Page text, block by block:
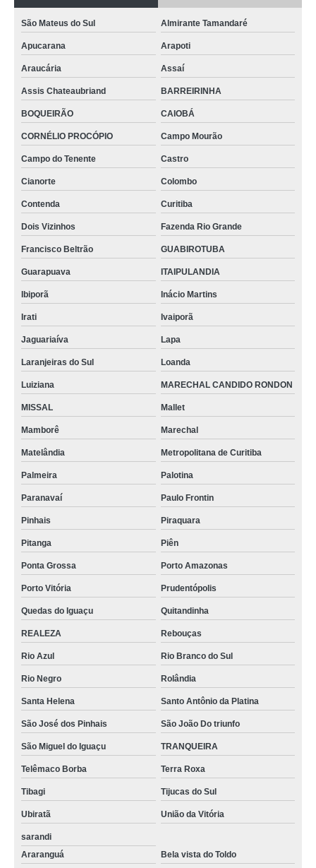
São Mateus do Sul Almirante Tamandaré
Apucarana Arapoti
Araucária Assaí
Assis Chateaubriand BARREIRINHA
BOQUEIRÃO CAIOBÁ
CORNÉLIO PROCÓPIO Campo Mourão
Campo do Tenente Castro
Cianorte Colombo
Contenda Curitiba
Dois Vizinhos Fazenda Rio Grande
Francisco Beltrão GUABIROTUBA
Guarapuava ITAIPULANDIA
Ibiporã Inácio Martins
Irati Ivaiporã
Jaguariaíva Lapa
Laranjeiras do Sul Loanda
Luiziana MARECHAL CANDIDO RONDON
MISSAL Mallet
Mamborê Marechal
Matelândia Metropolitana de Curitiba
Palmeira Palotina
Paranavaí Paulo Frontin
Pinhais Piraquara
Pitanga Piên
Ponta Grossa Porto Amazonas
Porto Vitória Prudentópolis
Quedas do Iguaçu Quitandinha
REALEZA Rebouças
Rio Azul Rio Branco do Sul
Rio Negro Rolândia
Santa Helena Santo Antônio da Platina
São José dos Pinhais São João Do triunfo
São Miguel do Iguaçu TRANQUEIRA
Telêmaco Borba Terra Roxa
Tibagi Tijucas do Sul
Ubiratã União da Vitória
sarandi
Araranguá
Bela vista do Toldo